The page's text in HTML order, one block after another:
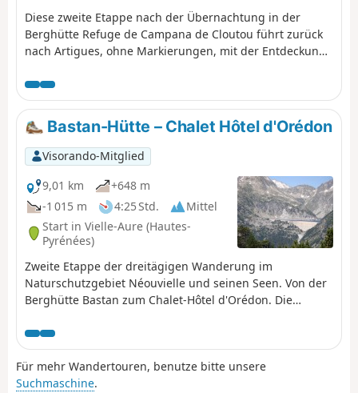
Diese zweite Etappe nach der Übernachtung in der
Berghütte Refuge de Campana de Cloutou führt zurück
nach Artigues, ohne Markierungen, mit der Entdeckung
wird als schwierig eingestuft, da man sich gut
orientieren können muss.
Bastan-Hütte – Chalet Hôtel d'Orédon
Visorando-Mitglied
9,01 km
+648 m
-1 015 m
4:25 Std.
Mittel
Start in Vielle-Aure (Hautes-
Pyrénées)
Zweite Etappe der dreitägigen Wanderung im
Naturschutzgebiet Néouvielle und seinen Seen. Von der
Berghütte Bastan zum Chalet-Hôtel d'Orédon. Die
Sie betreten das Naturschutzgebiet Réserve Naturelle
Nationale du Néouvielle, das durch Vorschriften
geschützt ist. Bitte halten Sie sich daran (siehe
praktische Informationen).
Für mehr Wandertouren, benutze bitte unsere
Suchmaschine.